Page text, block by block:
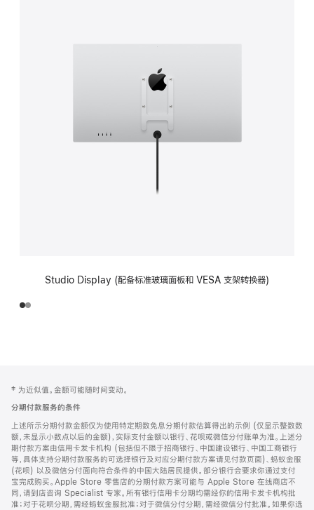
Studio Display (配备标准玻璃面板和 VESA 支架转换器)
页
页
脚
注
‡ 为近似值。金额可能随时间变动。
分期付款服务的条件
上述所示分期付款金额仅为使用特定期数免息分期付款估算得出的示例 (仅显示整数数
额，未显示小数点以后的金额)，实际支付金额以银行、花呗或微信分付账单为准。上述分
期付款方案由信用卡发卡机构 (包括但不限于招商银行、中国建设银行、中国工商银行
等，具体支持分期付款服务的可选择银行及对应分期付款方案请见付款页面)、蚂蚁金服
(花呗) 以及微信分付面向符合条件的中国大陆居民提供。部分银行会要求你通过支付
宝完成购买。Apple Store 零售店的分期付款方案可能与 Apple Store 在线商店不
同，请到店咨询 Specialist 专家。所有银行信用卡分期均需经你的信用卡发卡机构批
准；对于花呗分期，需经蚂蚁金服批准；对于微信分付分期，需经微信分付批准。如果你选